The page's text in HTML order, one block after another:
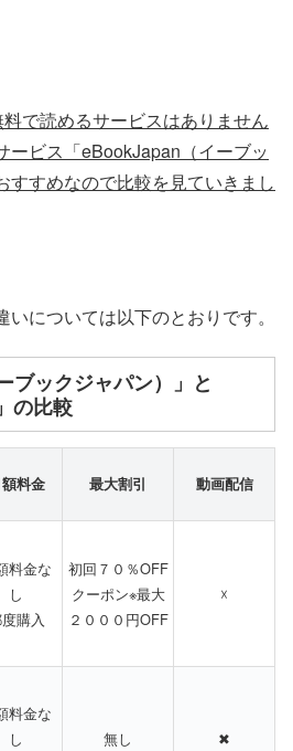
で読めるサービスはありません
ービス「eBookJapan（イーブッ
すすめなので比較を見ていきまし
については以下のとおりです。
ックジャパン）」と
の比較
額料金 最大割引 動画配信
料金な
し
購入
初回７０％OFF
クーポン※最大
２０００円OFF
☓
料金な
し
無し ✖